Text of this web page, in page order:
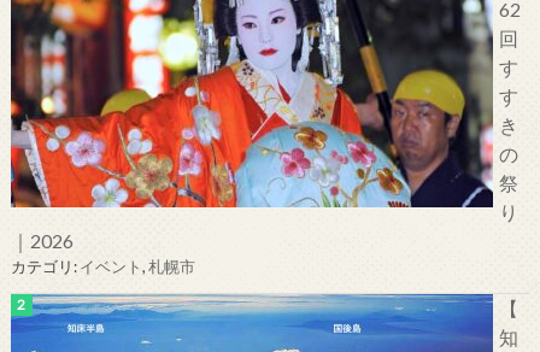
62
回
す
す
き
の
祭
り
｜2026
カテゴリ:イベント,札幌市
【
知